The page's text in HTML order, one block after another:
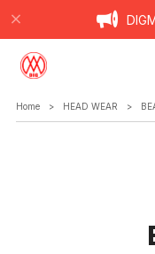
Home HEAD WEAR